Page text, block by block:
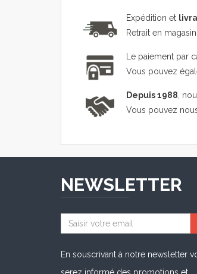
Expédition et
Retrait en
Le paiement par
Vous pouvez
Depuis 1988,
Vous pouvez
NEWSLETTER
En souscrivant à notre newsletter